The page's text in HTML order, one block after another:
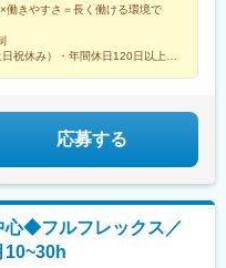
（長野地区）：長野県長野市
北長野駅」から徒歩3分）■長
大門五番町16-3（JR「塩尻
：分煙
×働きやすさ＝長く働ける環境で
祝休み）・年間休日120日以上
応募する
心◆フルフレックス／
10~30h